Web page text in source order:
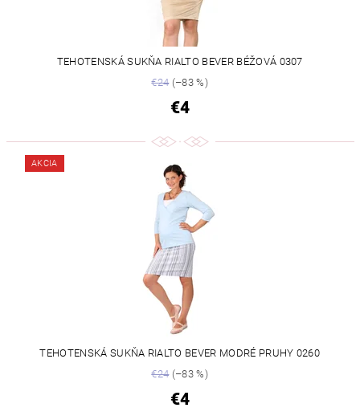
TEHOTENSKÁ SUKŇA RIALTO BEVER BÉŽOVÁ 0307
€24(–83 %)
€4
AKCIA
TEHOTENSKÁ SUKŇA RIALTO BEVER MODRÉ PRUHY 0260
€24(–83 %)
€4